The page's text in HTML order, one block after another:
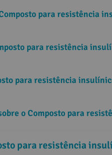
para resistência
para resistência
para resistência
o Composto para
para resistência